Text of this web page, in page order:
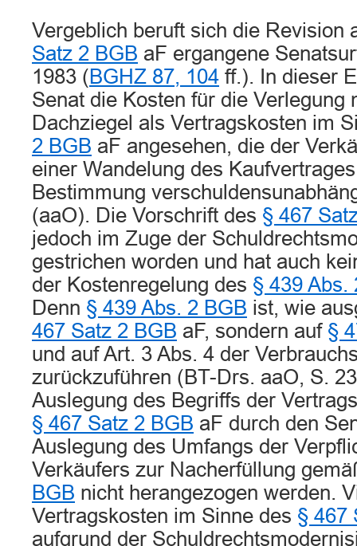
Vergeblich beruft sich die Revision
Satz 2 BGB aF ergangene
1983 (BGHZ 87, 104 ff.). In dieser
Senat die Kosten für die Verlegung
Dachziegel als Vertragskosten im
2 BGB aF angesehen, die der
einer Wandelung des
Bestimmung
(aaO). Die Vorschrift des § 467
jedoch im Zuge der
gestrichen worden und hat auch
der Kostenregelung des § 439 Abs.
Denn § 439 Abs. 2 BGB ist, wie
467 Satz 2 BGB aF, sondern auf §
und auf Art. 3 Abs. 4 der
zurückzuführen (BT-Drs. aaO, S.
Auslegung des Begriffs der
§ 467 Satz 2 BGB aF durch den
Auslegung des Umfangs der
Verkäufers zur Nacherfüllung
BGB nicht herangezogen werden.
Vertragskosten im Sinne des § 467
aufgrund der